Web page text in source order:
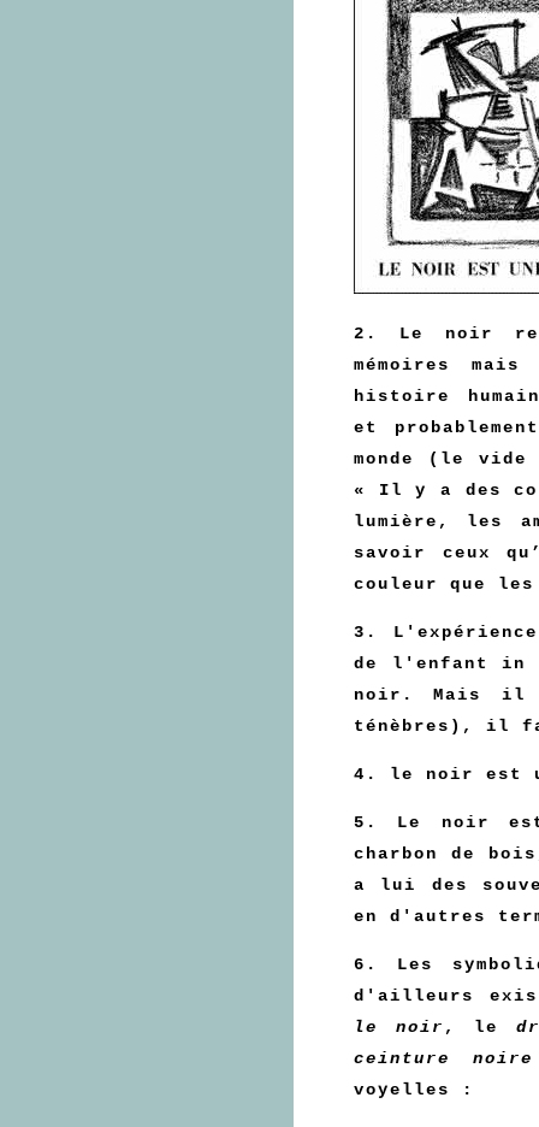
2. Le noir
mémoires
histoire
et
monde (le
« Il y a des
lumière, les
savoir ceux
couleur que
3.
de l'enfant in
noir. Mais il
ténèbres), il
4. le noir est
5. Le noir
charbon de
a lui des
en d'autres
6. Les
d'ailleurs
le noir , le
ceinture
voyelles :